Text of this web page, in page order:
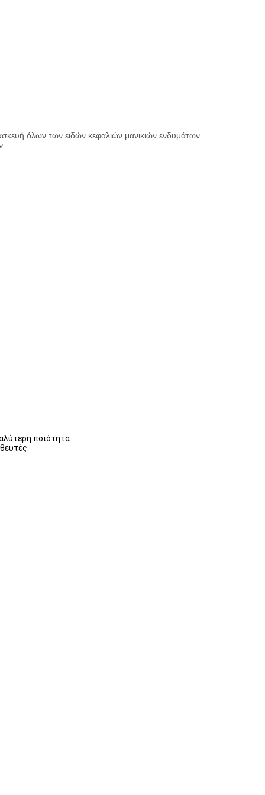
όλων των ειδών κεφαλιών μανικιών ενδυμάτων
ποιότητα